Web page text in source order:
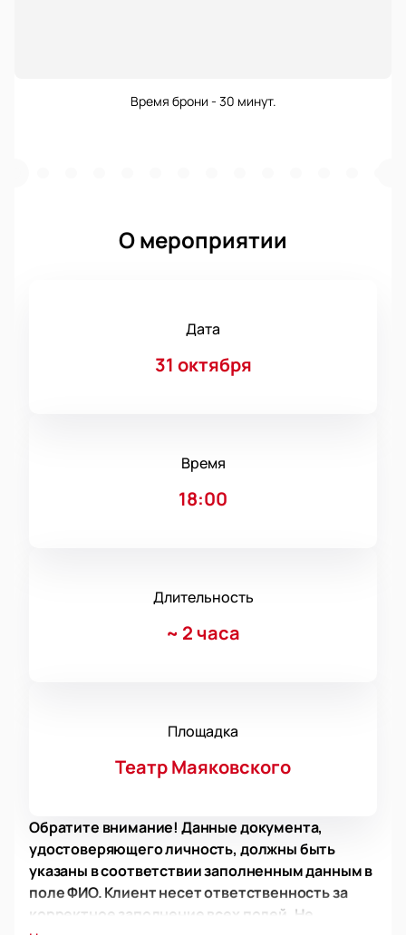
Время брони - 30 минут.
О мероприятии
Дата
31 октября
Время
18:00
Длительность
~ 2 часа
Площадка
Театр Маяковского
Обратите внимание! Данные документа,
удостоверяющего личность, должны быть
указаны в соответствии заполненным данным в
поле ФИО. Клиент несет ответственность за
корректное заполнение всех полей. Не